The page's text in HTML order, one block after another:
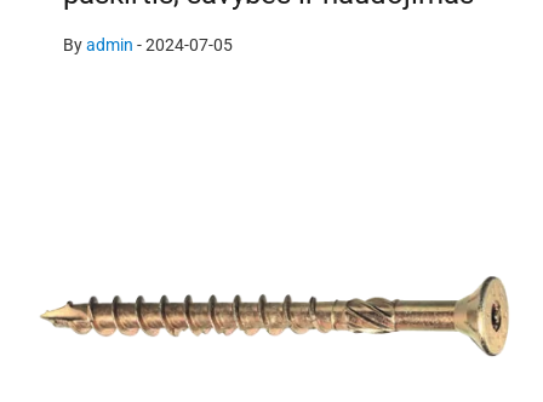
Byadmin -2024-07-05